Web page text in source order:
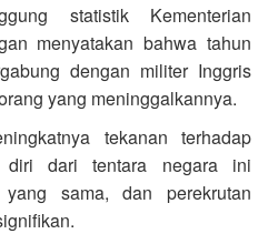
statistik Kementerian
menyatakan bahwa tahun
dengan militer Inggris
yang meninggalkannya.
tekanan terhadap
diri dari tentara negara ini
sama, dan perekrutan